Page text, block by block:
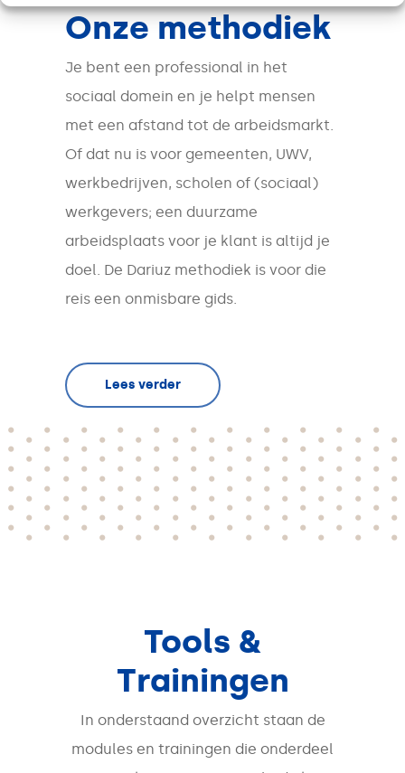
Onze methodiek
Je bent een professional in het
sociaal domein en je helpt mensen
met een afstand tot de arbeidsmarkt.
Of dat nu is voor gemeenten, UWV,
werkbedrijven, scholen of (sociaal)
werkgevers; een duurzame
arbeidsplaats voor je klant is altijd je
doel. De Dariuz methodiek is voor die
reis een onmisbare gids.
Lees verder
Tools &
Trainingen
In onderstaand overzicht staan de
modules en trainingen die onderdeel